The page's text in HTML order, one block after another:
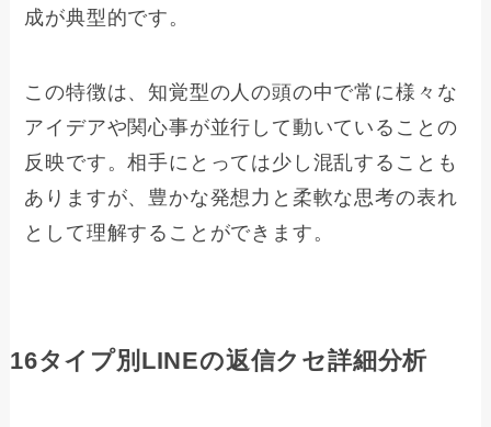
成が典型的です。
この特徴は、知覚型の人の頭の中で常に様々な
アイデアや関心事が並行して動いていることの
反映です。相手にとっては少し混乱することも
ありますが、豊かな発想力と柔軟な思考の表れ
として理解することができます。
16タイプ別LINEの返信クセ詳細分析